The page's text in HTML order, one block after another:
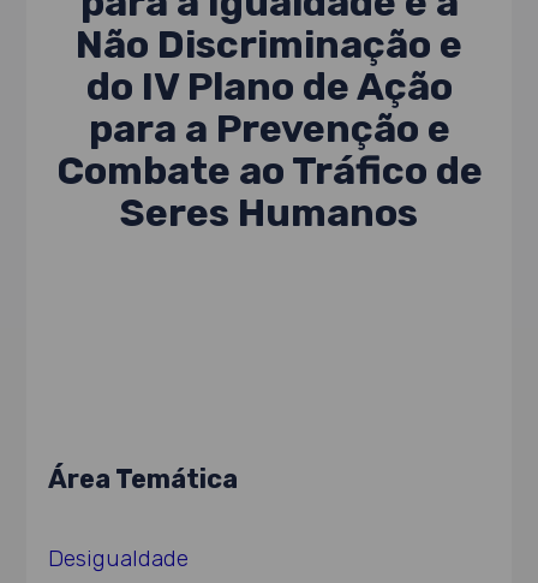
Não Discriminação e
do IV Plano de Ação
para a Prevenção e
Combate ao Tráfico de
Seres Humanos
Área Temática
Desigualdade